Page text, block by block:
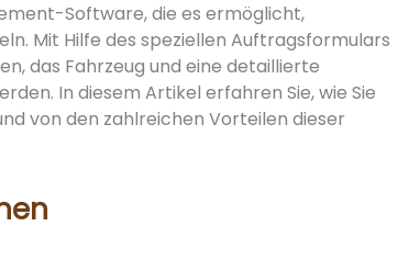
Software, die es ermöglicht,
Mit Hilfe des speziellen Auftragsformulars
das Fahrzeug und eine detaillierte
In diesem Artikel erfahren Sie, wie Sie
von den zahlreichen Vorteilen dieser